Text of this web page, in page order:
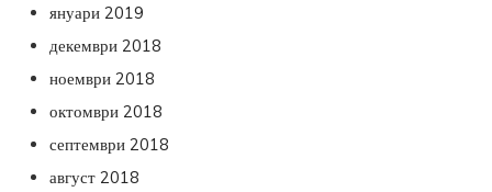
януари 2019
декември 2018
ноември 2018
октомври 2018
септември 2018
август 2018